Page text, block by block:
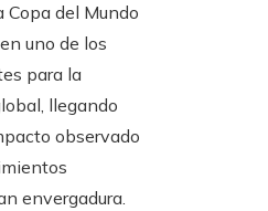
Copa del Mundo
uno de los
para la
llegando
observado
envergadura.